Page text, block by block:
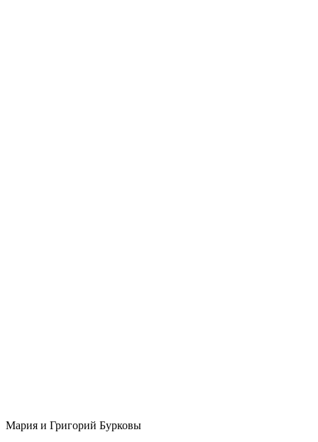
Мария и Григорий Бурковы